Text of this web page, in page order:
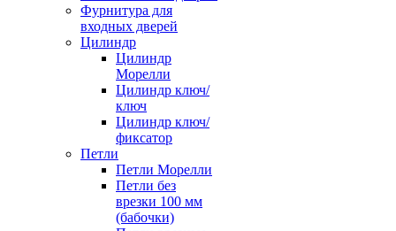
Фурнитура для
входных дверей
Цилиндр
Цилиндр
Морелли
Цилиндр ключ/
ключ
Цилиндр ключ/
фиксатор
Петли
Петли Морелли
Петли без
врезки 100 мм
(бабочки)